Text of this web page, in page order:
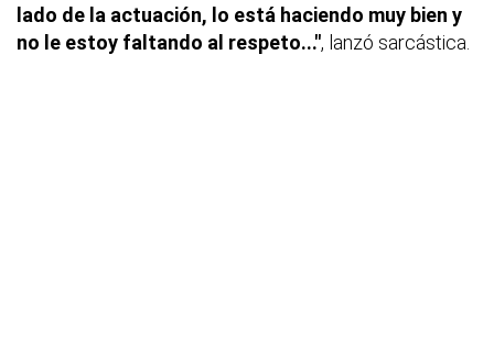
lado de la actuación, lo está haciendo muy bien y
no le estoy faltando al respeto...", lanzó sarcástica.